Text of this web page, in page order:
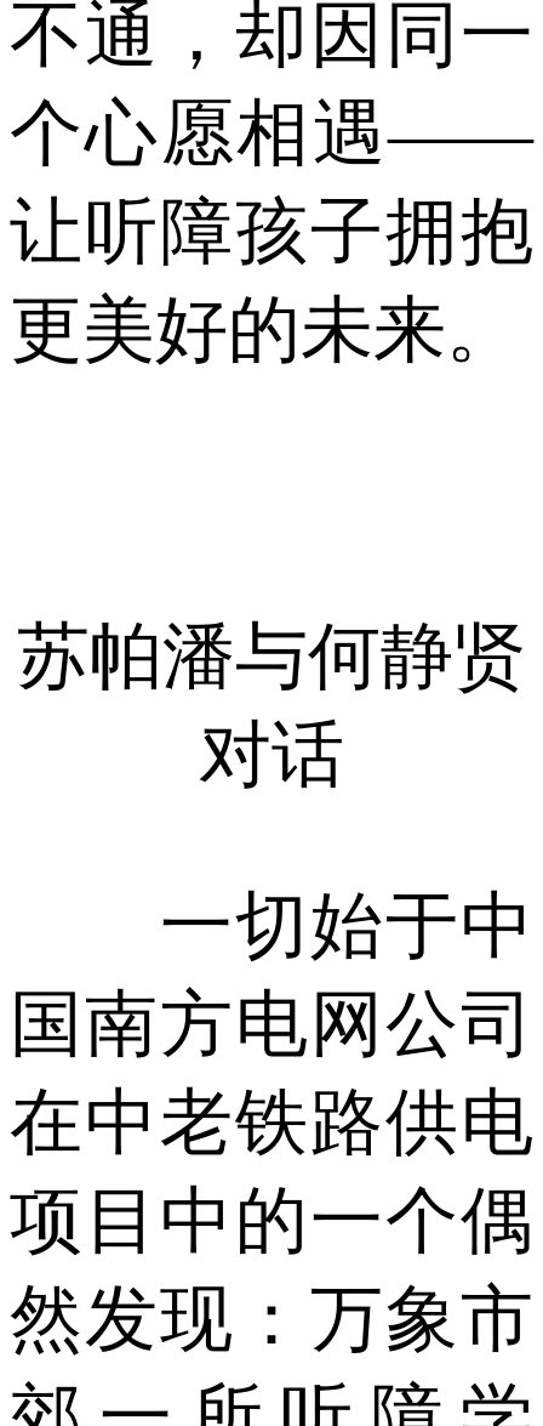
不通，却因同一
个心愿相遇——
让听障孩子拥抱
更美好的未来。
苏帕潘与何静贤
对话
一切始于中
国南方电网公司
在中老铁路供电
项目中的一个偶
然发现：万象市